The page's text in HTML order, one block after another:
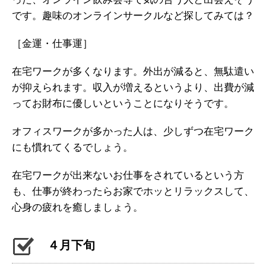
です。趣味のオンラインサークルなど探してみては？
［金運・仕事運］
在宅ワークが多くなります。外出が減ると、無駄遣い
が抑えられます。収入が増えるというより、出費が減
ってお財布に優しいということになりそうです。
オフィスワークが多かった人は、少しずつ在宅ワーク
にも慣れてくるでしょう。
在宅ワークが出来ないお仕事をされているという方
も、仕事が終わったらお家でホッとリラックスして、
心身の疲れを癒しましょう。
４月下旬